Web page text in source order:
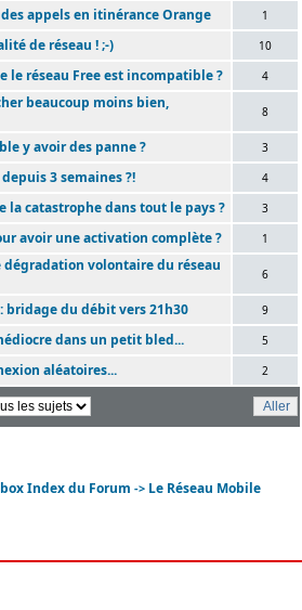
appels en itinérance Orange 1
de réseau ! ;-) 10
le réseau Free est incompatible ? 4
beaucoup moins bien,
8
y avoir des panne ? 3
3 semaines ?! 4
la catastrophe dans tout le pays ? 3
avoir une activation complète ? 1
dégradation volontaire du réseau
6
bridage du débit vers 21h30 9
dans un petit bled... 5
aléatoires... 2
Index du Forum -> Le Réseau Mobile